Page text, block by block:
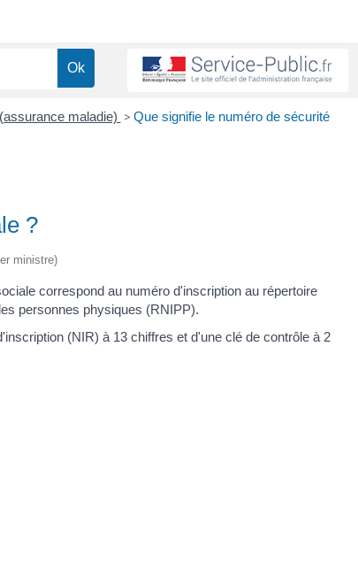
maladie) > Que signifie le numéro de sécurité
?
ministre)
correspond au numéro d'inscription au répertoire
personnes physiques (RNIPP).
(NIR) à 13 chiffres et d'une clé de contrôle à 2